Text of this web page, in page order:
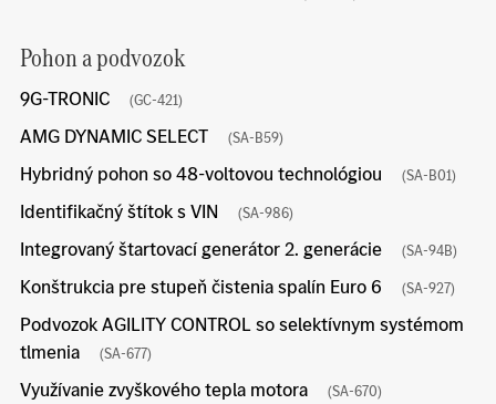
Pohon a podvozok
9G-TRONIC (GC-421)
AMG DYNAMIC SELECT (SA-B59)
Hybridný pohon so 48-voltovou technológiou (SA-B01)
Identifikačný štítok s VIN (SA-986)
Integrovaný štartovací generátor 2. generácie (SA-94B)
Konštrukcia pre stupeň čistenia spalín Euro 6 (SA-927)
Podvozok AGILITY CONTROL so selektívnym systémom
tlmenia
(SA-677)
Využívanie zvyškového tepla motora (SA-670)